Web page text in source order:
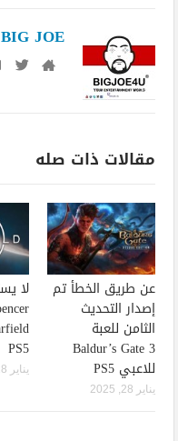
BIG JOE
مقالات ذات صله
عن طريق الخطأ تم
إصدار التحديث
الثامن للعبة
Baldur’s Gate 3
للاعبي PS5
يناير 28, 2025
PS5
يناير 28, 2025